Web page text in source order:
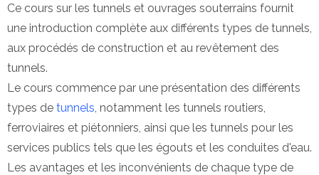
Ce cours sur les tunnels et ouvrages souterrains fournit
une introduction complète aux différents types de tunnels,
aux procédés de construction et au revêtement des
tunnels.
Le cours commence par une présentation des différents
types de tunnels, notamment les tunnels routiers,
ferroviaires et piétonniers, ainsi que les tunnels pour les
services publics tels que les égouts et les conduites d'eau.
Les avantages et les inconvénients de chaque type de